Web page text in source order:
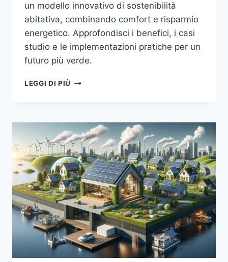
un modello innovativo di sostenibilità
abitativa, combinando comfort e risparmio
energetico. Approfondisci i benefici, i casi
studio e le implementazioni pratiche per un
futuro più verde.
LEGGI DI PIÙ CASE
DELLA
SOSTENIBILITÀ
ABITATIVA